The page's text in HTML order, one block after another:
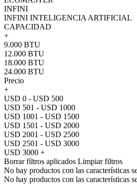
INFINI
INFINI INTELIGENCIA ARTIFICIAL
CAPACIDAD
+
9.000 BTU
12.000 BTU
18.000 BTU
24.000 BTU
Precio
+
USD 0 - USD 500
USD 501 - USD 1000
USD 1001 - USD 1500
USD 1501 - USD 2000
USD 2001 - USD 2500
USD 2501 - USD 3000
USD 3000 +
Borrar filtros aplicados Limpiar filtros
No hay productos con las características
No hay productos con las características